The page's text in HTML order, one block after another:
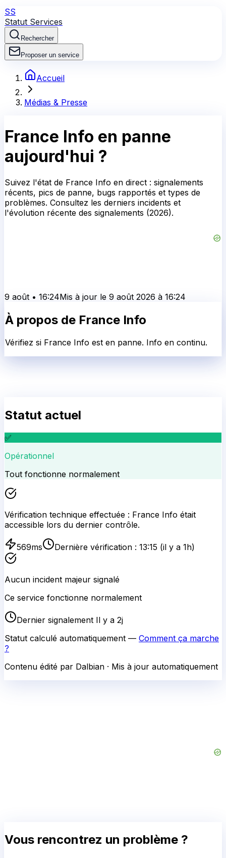
SS
Statut Services
Rechercher
Proposer un service
Accueil
Médias & Presse
France Info en panne
aujourd'hui ?
Suivez l'état de France Info en direct : signalements
récents, pics de panne, bugs rapportés et types de
problèmes. Consultez les derniers incidents et
l'évolution récente des signalements (2026).
9 août • 16:24Mis à jour le 9 août 2026 à 16:24
À propos de France Info
Vérifiez si France Info est en panne. Info en continu.
Statut actuel
✅
Opérationnel
Tout fonctionne normalement
Vérification technique effectuée : France Info était
accessible lors du dernier contrôle.
569ms Dernière vérification : 13:15 (il y a 1h)
Aucun incident majeur signalé
Ce service fonctionne normalement
Dernier signalement Il y a 2j
Statut calculé automatiquement — Comment ça marche
?
Contenu édité par Dalbian · Mis à jour automatiquement
Vous rencontrez un problème ?